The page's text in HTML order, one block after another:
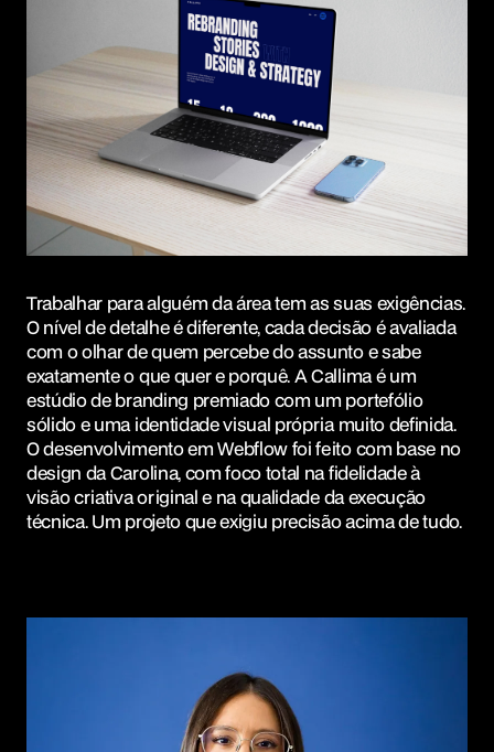
Trabalhar para alguém da área tem as suas exigências.
O nível de detalhe é diferente, cada decisão é avaliada
com o olhar de quem percebe do assunto e sabe
exatamente o que quer e porquê. A Callima é um
estúdio de branding premiado com um portefólio
sólido e uma identidade visual própria muito definida.
O desenvolvimento em Webflow foi feito com base no
design da Carolina, com foco total na fidelidade à
visão criativa original e na qualidade da execução
técnica. Um projeto que exigiu precisão acima de tudo.